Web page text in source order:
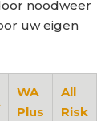
noodweer
uw eigen
WA
Plus
All
Risk